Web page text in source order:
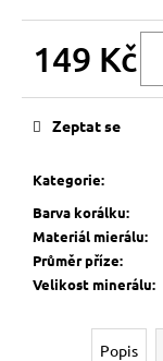
149 Kč
Kategorie:
Barva korálku:
Materiál mierálu:
Průměr příze:
Velikost minerálu:
Zeptat se
Popis
Kč